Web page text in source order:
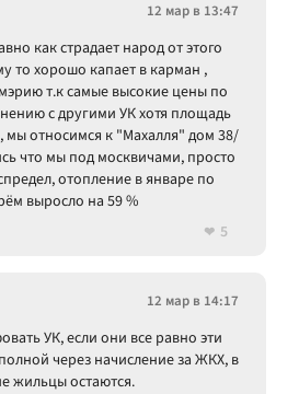
12 мар в 13:47
как страдает народ от этого
то хорошо капает в карман ,
т.к самые высокие цены по
с другими УК хотя площадь
мы относимся к "Махалля" дом 38/
что мы под москвичами, просто
отопление в январе по
выросло на 59 %
5
12 мар в 14:17
УК, если они все равно эти
через начисление за ЖКХ, в
жильцы остаются.